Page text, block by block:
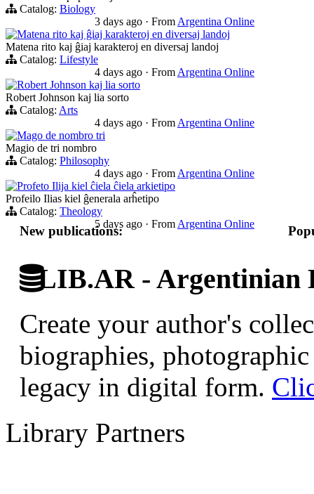
Catalog: Biology
3 days ago · From Argentina Online
Matena rito kaj ĝiaj karakteroj en diversaj landoj
Matena rito kaj ĝiaj karakteroj en diversaj landoj
Catalog: Lifestyle
4 days ago · From Argentina Online
Robert Johnson kaj lia sorto
Robert Johnson kaj lia sorto
Catalog: Arts
4 days ago · From Argentina Online
Mago de nombro tri
Magio de tri nombro
Catalog: Philosophy
4 days ago · From Argentina Online
Profeto Ilija kiel ĉiela ĉiela arkietipo
Profeilo Ilias kiel ĝenerala arĥetipo
Catalog: Theology
5 days ago · From Argentina Online
New publications:
LIB.AR - Argentinian
Create your author's
biographies,
legacy in digital form.
Library Partners